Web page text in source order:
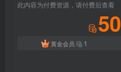
此内容为付费资源，请付费后查看
50
黄金会员
1